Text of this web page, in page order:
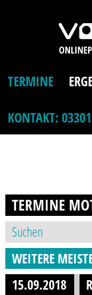
TERMINE
KONTAKT:
TERMINE
WEITERE
15.09.2018